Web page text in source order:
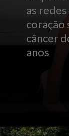
as
coração
câncer
anos